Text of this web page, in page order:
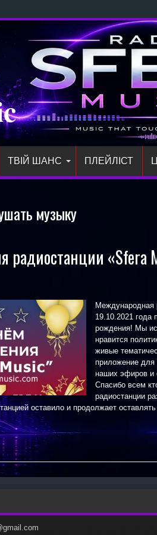
ТВІЙ ШАНС ПЛЕЙЛIСТ
музыку
радиостанции
Международная
19.10.2021 года
рождения! Мы
нравится
живые
приложение для
наших эфиров и
Спасибо всем
радиостанции
оставило и продолжает